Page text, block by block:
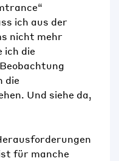
ich aus der
nicht mehr
ich die
die
Und siehe da,
für manche